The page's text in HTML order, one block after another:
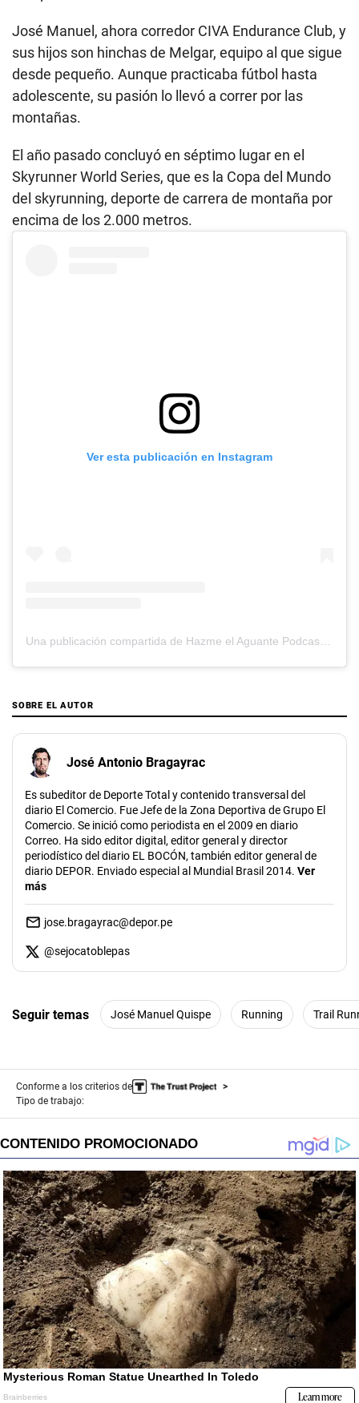
José Manuel, ahora corredor CIVA Endurance Club, y
sus hijos son hinchas de Melgar, equipo al que sigue
desde pequeño. Aunque practicaba fútbol hasta
adolescente, su pasión lo llevó a correr por las
montañas.
El año pasado concluyó en séptimo lugar en el
Skyrunner World Series, que es la Copa del Mundo
del skyrunning, deporte de carrera de montaña por
encima de los 2.000 metros.
Ver esta publicación en Instagram
Una publicación compartida de Hazme el Aguante Podcast (@hazmeelaguante)
SOBRE EL AUTOR
José Antonio Bragayrac
Es subeditor de Deporte Total y contenido transversal del
diario El Comercio. Fue Jefe de la Zona Deportiva de Grupo El
Comercio. Se inició como periodista en el 2009 en diario
Correo. Ha sido editor digital, editor general y director
periodístico del diario EL BOCÓN, también editor general de
diario DEPOR. Enviado especial al Mundial Brasil 2014. Ver
más
jose.bragayrac@depor.pe
@sejocatoblepas
Seguir temas José Manuel Quispe Running Trail
Conforme a los criterios de
Tipo de trabajo: